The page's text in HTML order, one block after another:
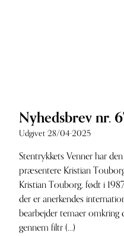
Nyhedsbrev nr.
Udgivet 28/04-2025
Stentrykkets Venner har
præsentere Kristian
Kristian Touborg, født i
der er anerkendes
bearbejder temaer omkring
gennem filtr (...)